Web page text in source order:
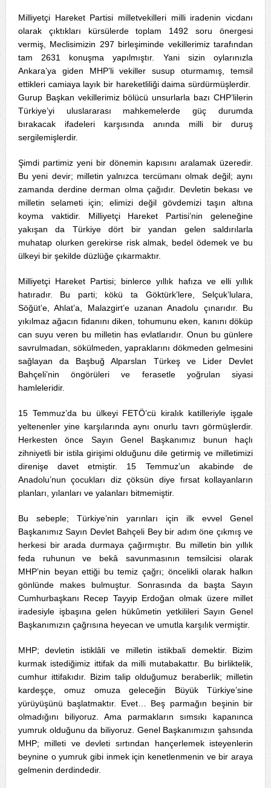
Milliyetçi Hareket Partisi milletvekilleri milli iradenin vicdanı
olarak çıktıkları kürsülerde toplam 1492 soru önergesi
vermiş, Meclisimizin 297 birleşiminde vekillerimiz tarafından
tam 2631 konuşma yapılmıştır. Yani sizin oylarınızla
Ankara’ya giden MHP’li vekiller susup oturmamış, temsil
ettikleri camiaya layık bir hareketliliği daima sürdürmüşlerdir.
Gurup Başkan vekillerimiz bölücü unsurlarla bazı CHP’lilerin
Türkiye’yi uluslararası mahkemelerde güç durumda
bırakacak ifadeleri karşısında anında milli bir duruş
sergilemişlerdir.
Şimdi partimiz yeni bir dönemin kapısını aralamak üzeredir.
Bu yeni devir; milletin yalnızca tercümanı olmak değil; aynı
zamanda derdine derman olma çağıdır. Devletin bekası ve
milletin selameti için; elimizi değil gövdemizi taşın altına
koyma vaktidir. Milliyetçi Hareket Partisi’nin geleneğine
yakışan da Türkiye dört bir yandan gelen saldırılarla
muhatap olurken gerekirse risk almak, bedel ödemek ve bu
ülkeyi bir şekilde düzlüğe çıkarmaktır.
Milliyetçi Hareket Partisi; binlerce yıllık hafıza ve elli yıllık
hatıradır. Bu parti; kökü ta Göktürk’lere, Selçuk’lulara,
Söğüt’e, Ahlat’a, Malazgirt’e uzanan Anadolu çınarıdır. Bu
yıkılmaz ağacın fidanını diken, tohumunu eken, kanını döküp
can suyu veren bu milletin has evlatlarıdır. Onun bu günlere
savrulmadan, sökülmeden, yapraklarını dökmeden gelmesini
sağlayan da Başbuğ Alparslan Türkeş ve Lider Devlet
Bahçeli’nin öngörüleri ve ferasetle yoğrulan siyasi
hamleleridir.
15 Temmuz’da bu ülkeyi FETÖ’cü kiralık katilleriyle işgale
yeltenenler yine karşılarında aynı onurlu tavrı görmüşlerdir.
Herkesten önce Sayın Genel Başkanımız bunun haçlı
zihniyetli bir istila girişimi olduğunu dile getirmiş ve milletimizi
direnişe davet etmiştir. 15 Temmuz’un akabinde de
Anadolu’nun çocukları diz çöksün diye fırsat kollayanların
planları, yılanları ve yalanları bitmemiştir.
Bu sebeple; Türkiye’nin yarınları için ilk evvel Genel
Başkanımız Sayın Devlet Bahçeli Bey bir adım öne çıkmış ve
herkesi bir arada durmaya çağırmıştır. Bu milletin bin yıllık
feda ruhunun ve bekâ savunmasının temsilcisi olarak
MHP’nin beyan ettiği bu temiz çağrı; öncelikli olarak halkın
gönlünde makes bulmuştur. Sonrasında da başta Sayın
Cumhurbaşkanı Recep Tayyip Erdoğan olmak üzere millet
iradesiyle işbaşına gelen hükûmetin yetkilileri Sayın Genel
Başkanımızın çağrısına heyecan ve umutla karşılık vermiştir.
MHP; devletin istiklâli ve milletin istikbali demektir. Bizim
kurmak istediğimiz ittifak da milli mutabakattır. Bu birliktelik,
cumhur ittifakıdır. Bizim talip olduğumuz beraberlik; milletin
kardeşçe, omuz omuza geleceğin Büyük Türkiye’sine
yürüyüşünü başlatmaktır. Evet… Beş parmağın beşinin bir
olmadığını biliyoruz. Ama parmakların sımsıkı kapanınca
yumruk olduğunu da biliyoruz. Genel Başkanımızın şahsında
MHP; milleti ve devleti sırtından hançerlemek isteyenlerin
beynine o yumruk gibi inmek için kenetlenmenin ve bir araya
gelmenin derdindedir.